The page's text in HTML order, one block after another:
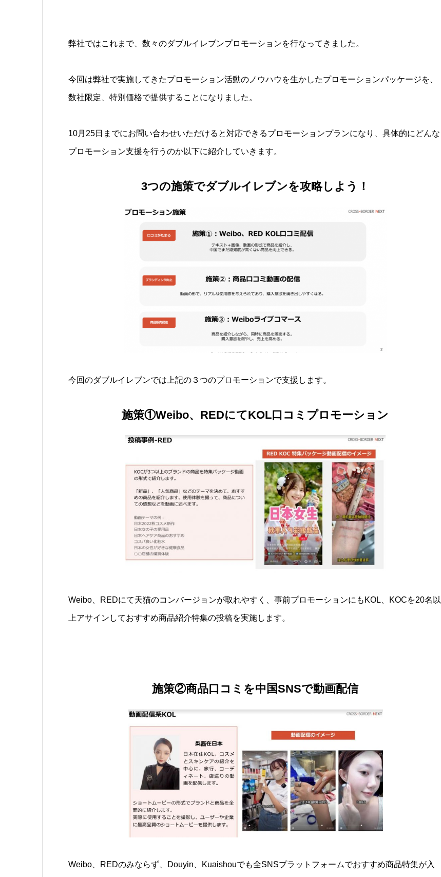
弊社ではこれまで、数々のダブルイレブンプロモーションを行なってきました。
今回は弊社で実施してきたプロモーション活動のノウハウを生かしたプロモーションパッケージを、
数社限定、特別価格で提供することになりました。
10月25日までにお問い合わせいただけると対応できるプロモーションプランになり、具体的にどんな
プロモーション支援を行うのか以下に紹介していきます。
3つの施策でダブルイレブンを攻略しよう！
今回のダブルイレブンでは上記の３つのプロモーションで支援します。
施策①Weibo、REDにてKOL口コミプロモーション
Weibo、REDにて天猫のコンバージョンが取れやすく、事前プロモーションにもKOL、KOCを20名以
上アサインしておすすめ商品紹介特集の投稿を実施します。
施策②商品口コミを中国SNSで動画配信
Weibo、REDのみならず、Douyin、Kuaishouでも全SNSプラットフォームでおすすめ商品特集が入